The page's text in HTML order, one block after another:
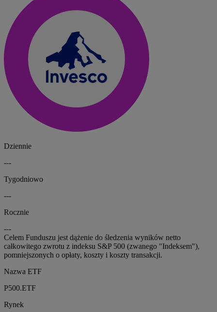
Dziennie
---
Tygodniowo
---
Rocznie
---
Celem Funduszu jest dążenie do śledzenia wyników netto
całkowitego zwrotu z indeksu S&P 500 (zwanego "Indeksem"),
pomniejszonych o opłaty, koszty i koszty transakcji.
Nazwa ETF
P500.ETF
Rynek